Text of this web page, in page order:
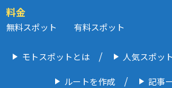
料金
無料スポット 有料スポット
モトスポットとは 人気スポット
ルートを作成 記事